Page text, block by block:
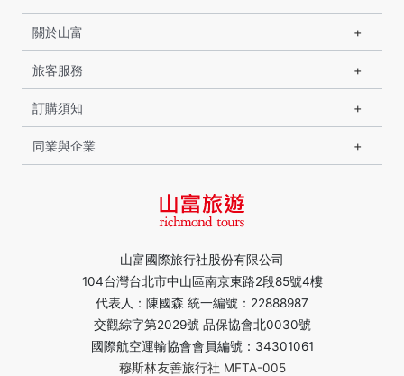
山富國際旅行社股份有限公司
104台灣台北市中山區南京東路2段85號4樓
代表人：陳國森 統一編號：22888987
交觀綜字第2029號 品保協會北0030號
國際航空運輸協會會員編號：34301061
穆斯林友善旅行社 MFTA-005
關於山富
旅客服務
訂購須知
同業與企業